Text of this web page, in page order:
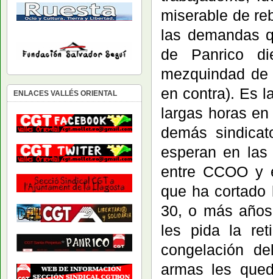
miserable de
las demandas
de Panrico
mezquindad
en contra). Es
largas horas
demás
esperan en las
entre CCOO y
que ha
30, o más
les pida la
congelación
armas les
ENLACES VALLÉS ORIENTAL